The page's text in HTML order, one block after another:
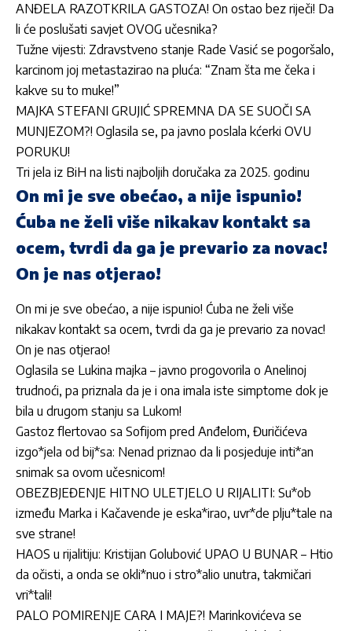
ANĐELA RAZOTKRILA GASTOZA! On ostao bez riječi! Da
li će poslušati savjet OVOG učesnika?
Tužne vijesti: Zdravstveno stanje Rade Vasić se pogoršalo,
karcinom joj metastazirao na pluća: “Znam šta me čeka i
kakve su to muke!”
MAJKA STEFANI GRUJIĆ SPREMNA DA SE SUOČI SA
MUNJEZOM?! Oglasila se, pa javno poslala kćerki OVU
PORUKU!
Tri jela iz BiH na listi najboljih doručaka za 2025. godinu
On mi je sve obećao, a nije ispunio!
Ćuba ne želi više nikakav kontakt sa
ocem, tvrdi da ga je prevario za novac!
On je nas otjerao!
On mi je sve obećao, a nije ispunio! Ćuba ne želi više
nikakav kontakt sa ocem, tvrdi da ga je prevario za novac!
On je nas otjerao!
Oglasila se Lukina majka – javno progovorila o Anelinoj
trudnoći, pa priznala da je i ona imala iste simptome dok je
bila u drugom stanju sa Lukom!
Gastoz flertovao sa Sofijom pred Anđelom, Đuričićeva
izgo*jela od bij*sa: Nenad priznao da li posjeduje inti*an
snimak sa ovom učesnicom!
OBEZBJEĐENJE HITNO ULETJELO U RIJALITI: Su*ob
između Marka i Kačavende je eska*irao, uvr*de plju*tale na
sve strane!
HAOS u rijalitiju: Kristijan Golubović UPAO U BUNAR – Htio
da očisti, a onda se okli*nuo i stro*alio unutra, takmičari
vri*tali!
PALO POMIRENJE CARA I MAJE?! Marinkovićeva se